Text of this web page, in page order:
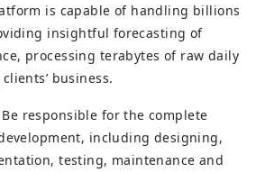
is capable of handling billions
insightful forecasting of
processing terabytes of raw daily
business.
Be responsible for the complete
including designing,
testing, maintenance and